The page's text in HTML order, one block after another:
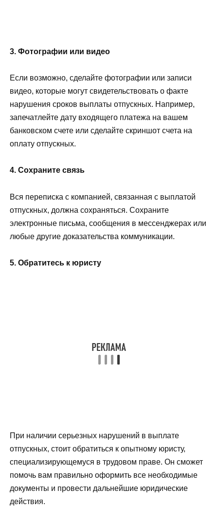
3. Фотографии или видео
Если возможно, сделайте фотографии или записи
видео, которые могут свидетельствовать о факте
нарушения сроков выплаты отпускных. Например,
запечатлейте дату входящего платежа на вашем
банковском счете или сделайте скриншот счета на
оплату отпускных.
4. Сохраните связь
Вся переписка с компанией, связанная с выплатой
отпускных, должна сохраняться. Сохраните
электронные письма, сообщения в мессенджерах или
любые другие доказательства коммуникации.
5. Обратитесь к юристу
При наличии серьезных нарушений в выплате
отпускных, стоит обратиться к опытному юристу,
специализирующемуся в трудовом праве. Он сможет
помочь вам правильно оформить все необходимые
документы и провести дальнейшие юридические
действия.